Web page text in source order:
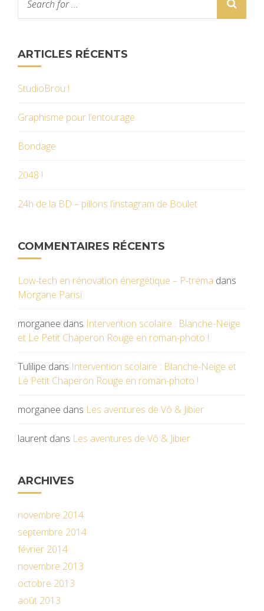
ARTICLES RÉCENTS
StudioBrou !
Graphisme pour l’entourage
Bondage
2048 !
24h de la BD – pillons l’instagram de Boulet
COMMENTAIRES RÉCENTS
Low-tech en rénovation énergétique – P-tréma dans
Morgane Parisi
morganee dans Intervention scolaire : Blanche-Neige
et Le Petit Chaperon Rouge en roman-photo !
Tulilipe dans Intervention scolaire : Blanche-Neige et
Le Petit Chaperon Rouge en roman-photo !
morganee dans Les aventures de Vô & Jibier
laurent dans Les aventures de Vô & Jibier
ARCHIVES
novembre 2014
septembre 2014
février 2014
novembre 2013
octobre 2013
août 2013